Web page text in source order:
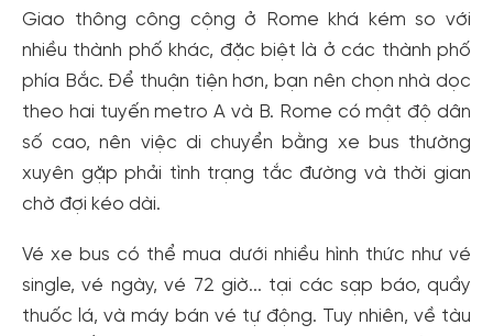
Giao thông công cộng ở Rome khá kém so với
nhiều thành phố khác, đặc biệt là ở các thành phố
phía Bắc. Để thuận tiện hơn, bạn nên chọn nhà dọc
theo hai tuyến metro A và B. Rome có mật độ dân
số cao, nên việc di chuyển bằng xe bus thường
xuyên gặp phải tình trạng tắc đường và thời gian
chờ đợi kéo dài.
Vé xe bus có thể mua dưới nhiều hình thức như vé
single, vé ngày, vé 72 giờ... tại các sạp báo, quầy
thuốc lá, và máy bán vé tự động. Tuy nhiên, về tàu